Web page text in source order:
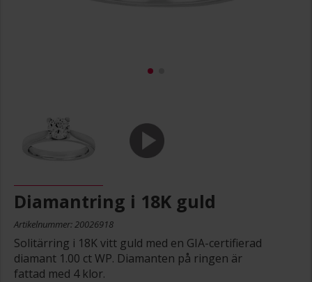
Diamantring i 18K guld
Artikelnummer: 20026918
Solitärring i 18K vitt guld med en GIA-certifierad
diamant 1.00 ct WP. Diamanten på ringen är
fattad med 4 klor.